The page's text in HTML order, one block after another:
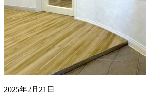
2025年2月21日